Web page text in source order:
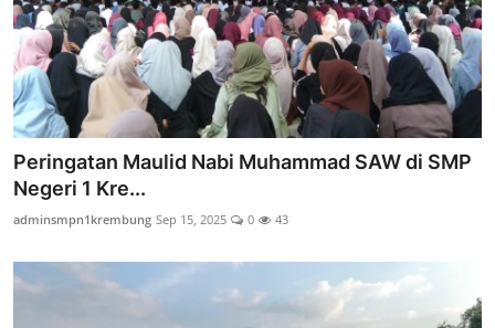
Peringatan Maulid Nabi Muhammad SAW di SMP
Negeri 1 Kre...
adminsmpn1krembung Sep 15, 2025 0 43